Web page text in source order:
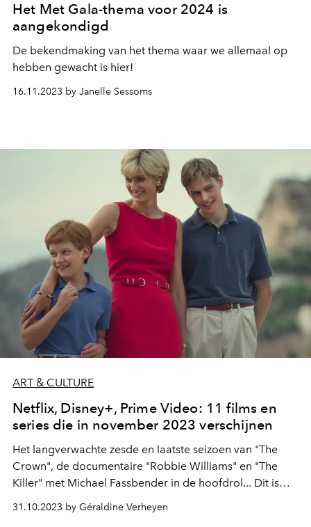
Het Met Gala-thema voor 2024 is
aangekondigd
De bekendmaking van het thema waar we allemaal op
hebben gewacht is hier!
16.11.2023 by Janelle Sessoms
ART & CULTURE
Netflix, Disney+, Prime Video: 11 films en
series die in november 2023 verschijnen
Het langverwachte zesde en laatste seizoen van "The
Crown", de documentaire "Robbie Williams" en "The
Killer" met Michael Fassbender in de hoofdrol... Dit is
alles wat er in november 2023 op je favoriete
streamingplatforms verschijnt.
31.10.2023 by Géraldine Verheyen